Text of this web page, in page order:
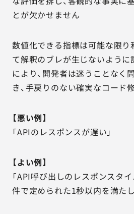
とが欠かせません
数値化できる指標は可能な限り
て解釈のブレが生じないように
により、開発者は迷うことなく
き、手戻りのない確実なコード
【悪い例】
「APIのレスポンスが遅い」
【よい例】
「API呼び出しのレスポンスタ
件で定められた1秒以内を満た